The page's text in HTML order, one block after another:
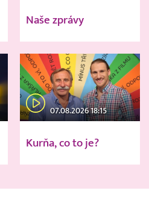
Naše zprávy
07.08.2026 18:15
Kurňa, co to je?